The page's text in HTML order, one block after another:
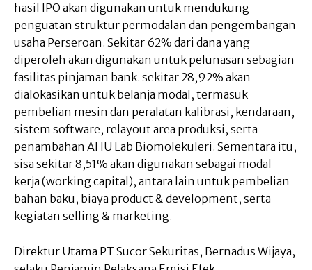
hasil IPO akan digunakan untuk mendukung
penguatan struktur permodalan dan pengembangan
usaha Perseroan. Sekitar 62% dari dana yang
diperoleh akan digunakan untuk pelunasan sebagian
fasilitas pinjaman bank. sekitar 28,92% akan
dialokasikan untuk belanja modal, termasuk
pembelian mesin dan peralatan kalibrasi, kendaraan,
sistem software, relayout area produksi, serta
penambahan AHU Lab Biomolekuleri. Sementara itu,
sisa sekitar 8,51% akan digunakan sebagai modal
kerja (working capital), antara lain untuk pembelian
bahan baku, biaya product & development, serta
kegiatan selling & marketing.
Direktur Utama PT Sucor Sekuritas, Bernadus Wijaya,